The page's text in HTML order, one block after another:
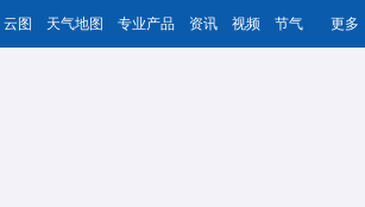
云图 天气地图 专业产品 资讯 视频 节气 更多